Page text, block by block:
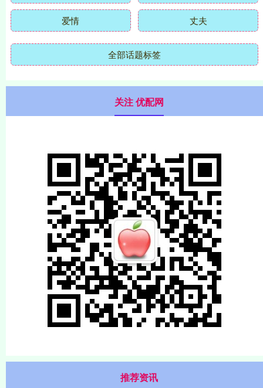
爱情 丈夫
全部话题标签
关注 优配网
推荐资讯